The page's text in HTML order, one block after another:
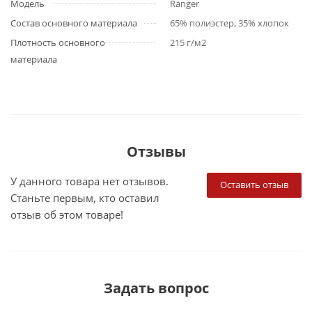
Модель
Ranger
Состав основного материала
65% полиэстер, 35% хлопок
Плотность основного
материала
215 г/м2
Отзывы
Оставить отзыв
У данного товара нет отзывов.
Станьте первым, кто оставил
отзыв об этом товаре!
Задать вопрос